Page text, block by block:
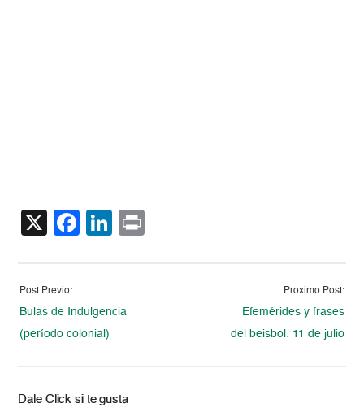
X Facebook
LinkedIn
Post Previo:
Bulas de Indulgencia
(período colonial)
Proximo Post:
Efemérides y frases
del beisbol: 11 de julio
Dale Click si te gusta